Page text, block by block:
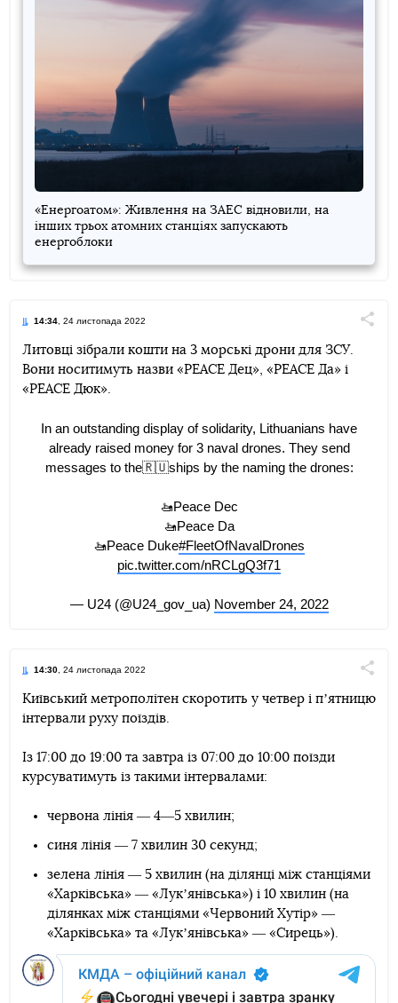
«Енергоатом»: Живлення на ЗАЕС відновили, на
інших трьох атомних станціях запускають
енергоблоки
14:34 , 24 листопада 2022
TelegramFacebookTwitter
Литовці зібрали кошти на 3 морські дрони для ЗСУ.
Вони носитимуть назви «PEACE Дец», «PEACE Да» і
«PEACE Дюк».
In an outstanding display of solidarity, Lithuanians have
already raised money for 3 naval drones. They send
messages to the🇷🇺ships by the naming the drones:
🚤Peace Dec
🚤Peace Da
🚤Peace Duke#FleetOfNavalDrones
pic.twitter.com/nRCLgQ3f71
— U24 (@U24_gov_ua) November 24, 2022
14:30 , 24 листопада 2022
Київський метрополітен скоротить у четвер і пʼятницю
інтервали руху поїздів.
Із 17:00 до 19:00 та завтра із 07:00 до 10:00 поїзди
курсуватимуть із такими інтервалами:
червона лінія ― 4―5 хвилин;
синя лінія ― 7 хвилин 30 секунд;
зелена лінія ― 5 хвилин (на ділянці між станціями
«Харківська» ― «Лукʼянівська») і 10 хвилин (на
ділянках між станціями «Червоний Хутір» ―
«Харківська» та «Лукʼянівська» ― «Сирець»).